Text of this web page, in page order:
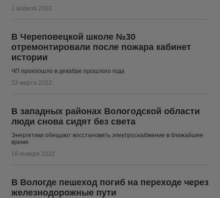
1 апреля 2022
В Череповецкой школе №30
отремонтировали после пожара кабинет
истории
ЧП произошло в декабре прошлого года
23 марта 2022
В западных районах Вологодской области
люди снова сидят без света
Энергетики обещают восстановить электроснабжение в ближайшее
время
16 января 2022
В Вологде пешеход погиб на переходе через
железнодорожные пути